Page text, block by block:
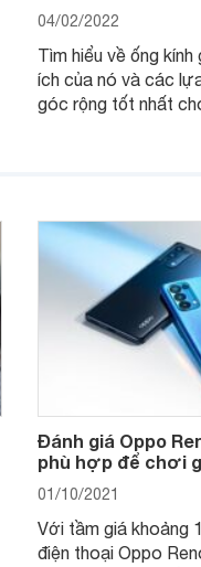
04/02/2022
Tìm hiểu về ống
ích của nó và các
góc rộng tốt nhất
Đánh giá Oppo
phù hợp để chơi
01/10/2021
Với tầm giá khoảng
điện thoại Oppo